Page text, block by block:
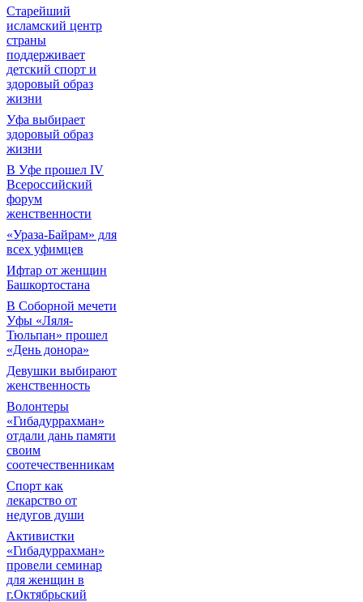
Старейший
исламский центр
страны
поддерживает
детский спорт и
здоровый образ
жизни
Уфа выбирает
здоровый образ
жизни
В Уфе прошел IV
Всероссийский
форум
женственности
«Ураза-Байрам» для
всех уфимцев
Ифтар от женщин
Башкортостана
В Соборной мечети
Уфы «Ляля-
Тюльпан» прошел
«День донора»
Девушки выбирают
женственность
Волонтеры
«Гибадуррахман»
отдали дань памяти
своим
соотечественникам
Спорт как
лекарство от
недугов души
Активистки
«Гибадуррахман»
провели семинар
для женщин в
г.Октябрьский